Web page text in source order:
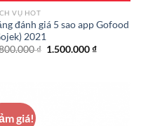
VỤ HOT
đánh giá 5 sao app Gofood
2021
₫ Giá
1.500.000₫Giá
giá!